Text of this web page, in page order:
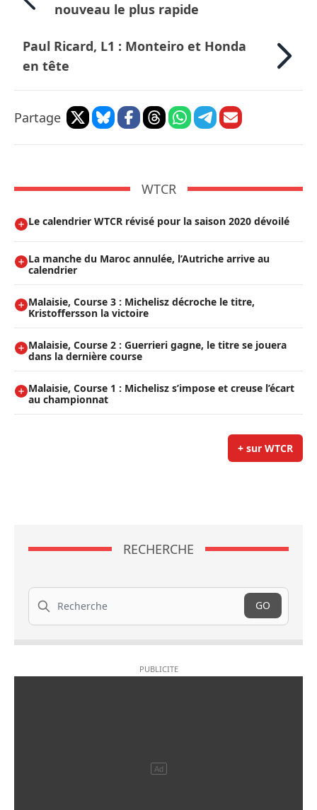
nouveau le plus rapide
Paul Ricard, L1 : Monteiro et Honda
en tête
Partage
WTCR
Le calendrier WTCR révisé pour la saison 2020 dévoilé
La manche du Maroc annulée, l’Autriche arrive au
calendrier
Malaisie, Course 3 : Michelisz décroche le titre,
Kristoffersson la victoire
Malaisie, Course 2 : Guerrieri gagne, le titre se jouera
dans la dernière course
Malaisie, Course 1 : Michelisz s’impose et creuse l’écart
au championnat
+ sur WTCR
RECHERCHE
Recherche
GO